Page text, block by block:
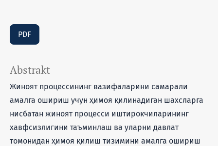
PDF
Abstrakt
Жиноят процессининг вазифаларини самарали
амалга ошириш учун ҳимоя қилинадиган шахсларга
нисбатан жиноят процесси иштирокчиларининг
хавфсизлигини таъминлаш ва уларни давлат
томонидан ҳимоя қилиш тизимини амалга ошириш